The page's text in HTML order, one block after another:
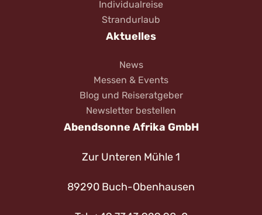
Individualreise
Strandurlaub
Aktuelles
News
Messen & Events
Blog und Reiseratgeber
Newsletter bestellen
Abendsonne Afrika GmbH
Zur Unteren Mühle 1
89290 Buch-Obenhausen